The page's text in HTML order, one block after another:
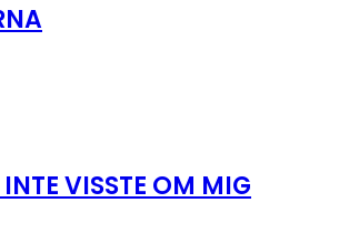
VISSTE OM MIG